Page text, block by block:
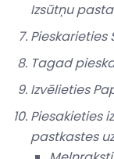
Izsūtņu
Pieskarieties
Tagad
Izvēlieties
Piesakieties
pastkastes